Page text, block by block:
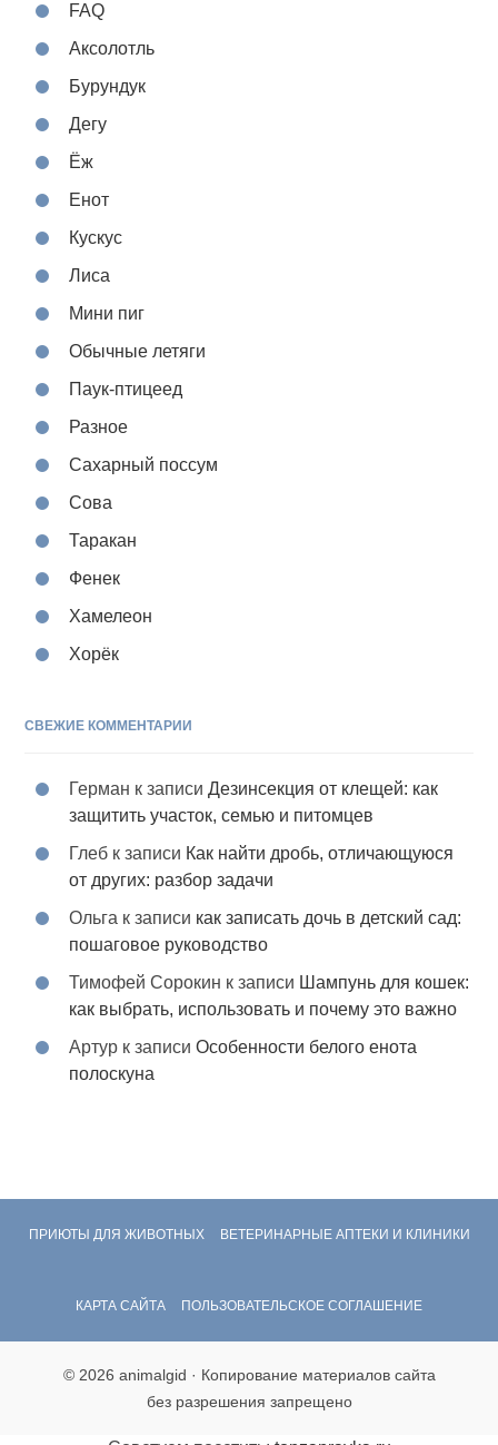
FAQ
Аксолотль
Бурундук
Дегу
Ёж
Енот
Кускус
Лиса
Мини пиг
Обычные летяги
Паук-птицеед
Разное
Сахарный поссум
Сова
Таракан
Фенек
Хамелеон
Хорёк
СВЕЖИЕ КОММЕНТАРИИ
Герман к записиДезинсекция от клещей: как
защитить участок, семью и питомцев
Глеб к записи Как найти дробь, отличающуюся
от других: разбор задачи
Ольга к записи как записать дочь в детский сад:
пошаговое руководство
Тимофей Сорокин к записи Шампунь для кошек:
как выбрать, использовать и почему это важно
Артур к записиОсобенности белого енота
полоскуна
ПРИЮТЫ ДЛЯ ЖИВОТНЫХ ВЕТЕРИНАРНЫЕ АПТЕКИ И КЛИНИКИ
КАРТА САЙТА ПОЛЬЗОВАТЕЛЬСКОЕ СОГЛАШЕНИЕ
© 2026 animalgid · Копирование материалов сайта
без разрешения запрещено